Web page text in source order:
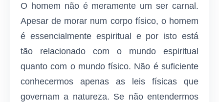
O homem não é meramente um ser carnal.
Apesar de morar num corpo físico, o homem
é essencialmente espiritual e por isto está
tão relacionado com o mundo espiritual
quanto com o mundo físico. Não é suficiente
conhecermos apenas as leis físicas que
governam a natureza. Se não entendermos